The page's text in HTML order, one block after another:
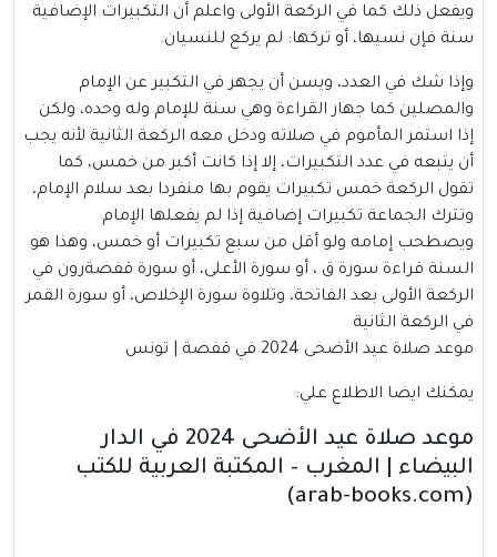
ويفعل ذلك كما في الركعة الأولى واعلم أن التكبيرات الإضافية
سنة فإن نسيها، أو تركها: لم يركع للنسيان.
وإذا شك في العدد، ويسن أن يجهر في التكبير عن الإمام
والمصلين كما جهار القراءة وهي سنة للإمام وله وحده، ولكن
إذا استمر المأموم في صلاته ودخل معه الركعة الثانية لأنه يجب
أن يتبعه في عدد التكبيرات، إلا إذا كانت أكبر من خمس، كما
تقول الركعة خمس تكبيرات يقوم بها منفردا بعد سلام الإمام،
وتترك الجماعة تكبيرات إضافية إذا لم يفعلها الإمام
ويصطحب إمامه ولو أقل من سبع تكبيرات أو خمس، وهذا هو
السنة قراءة سورة ق ، أو سورة الأعلى، أو سورة قفصةرون في
الركعة الأولى بعد الفاتحة، وتلاوة سورة الإخلاص، أو سورة القمر
في الركعة الثانية
موعد صلاة عيد الأضحى 2024 في قفصة | تونس
يمكنك ايضا الاطلاع علي:
موعد صلاة عيد الأضحى 2024 في الدار
البيضاء | المغرب – المكتبة العربية للكتب
(arab-books.com)